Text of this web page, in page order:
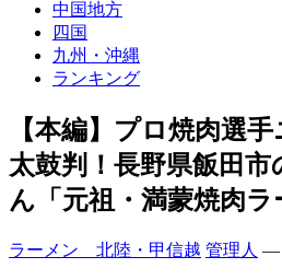
中国地方
四国
九州・沖縄
ランキング
【本編】プロ焼肉選
太鼓判！長野県飯田
ん「元祖・満蒙焼肉
ラーメン 北陸・甲信越 管理人 —